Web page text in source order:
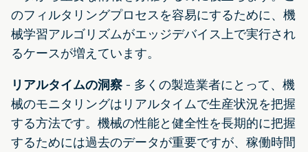
のフィルタリングプロセスを容易にするために、機
械学習アルゴリズムがエッジデバイス上で実行され
るケースが増えています。
リアルタイムの洞察 - 多くの製造業者にとって、機
械のモニタリングはリアルタイムで生産状況を把握
する方法です。機械の性能と健全性を長期的に把握
するためには過去のデータが重要ですが、稼働時間